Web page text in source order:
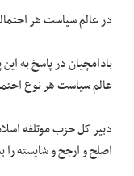
در عالم سیاست هر
بادامچیان در پاسخ به
عالم سیاست هر نوع
دبیر کل حزب موتلفه
اصلح و ارجح و شایسته